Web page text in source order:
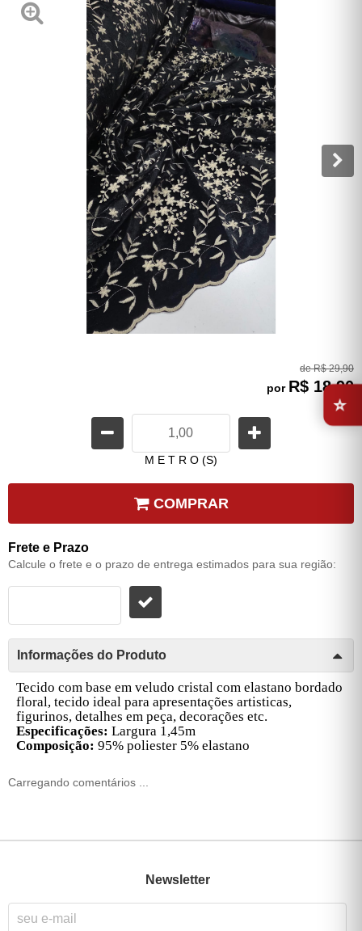
de R$ 29,90
por R$ 18,90
M E T R O (S)
COMPRAR
Frete e Prazo
Calcule o frete e o prazo de entrega estimados para sua região:
Informações do Produto
Tecido com base em veludo cristal com elastano bordado
floral, tecido ideal para apresentações artisticas,
figurinos, detalhes em peça, decorações etc.
Especificações: Largura 1,45m
Composição: 95% poliester 5% elastano
Carregando comentários ...
Newsletter
⭐